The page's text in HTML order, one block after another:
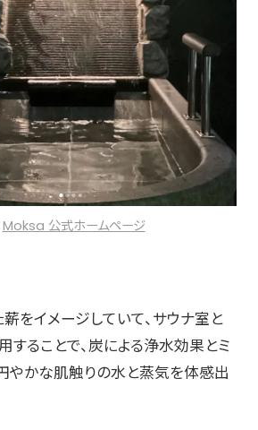
Moksa 公式ホームページ
をイメージしていて、サウナ室と
ることで、炭による浄水効果とミ
やかな肌触りの水と蒸気を体感出